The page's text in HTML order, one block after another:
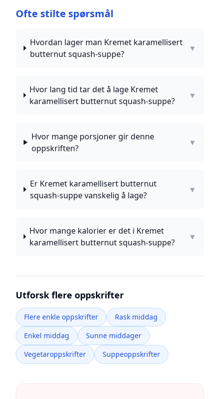
Ofte stilte spørsmål
Hvordan lager man Kremet karamellisert
butternut squash-suppe?
▼
Hvor lang tid tar det å lage Kremet
karamellisert butternut squash-suppe?
▼
Hvor mange porsjoner gir denne
oppskriften?
▼
Er Kremet karamellisert butternut
squash-suppe vanskelig å lage?
▼
Hvor mange kalorier er det i Kremet
karamellisert butternut squash-suppe?
▼
Utforsk flere oppskrifter
Flere enkle oppskrifter
Rask middag
Enkel middag
Sunne middager
Vegetaroppskrifter
Suppeoppskrifter